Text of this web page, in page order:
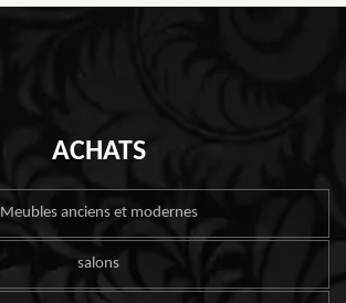
ACHATS
Meubles anciens et modernes
salons